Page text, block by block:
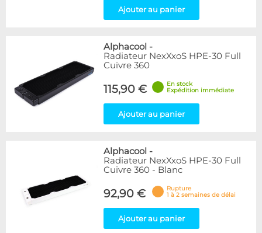
Ajouter au panier
Alphacool -
Radiateur NexXxoS HPE-30 Full
Cuivre 360
115,90 €
En stock
Expédition immédiate
Ajouter au panier
Alphacool -
Radiateur NexXxoS HPE-30 Full
Cuivre 360 - Blanc
92,90 €
Rupture
1 à 2 semaines de délai
Ajouter au panier